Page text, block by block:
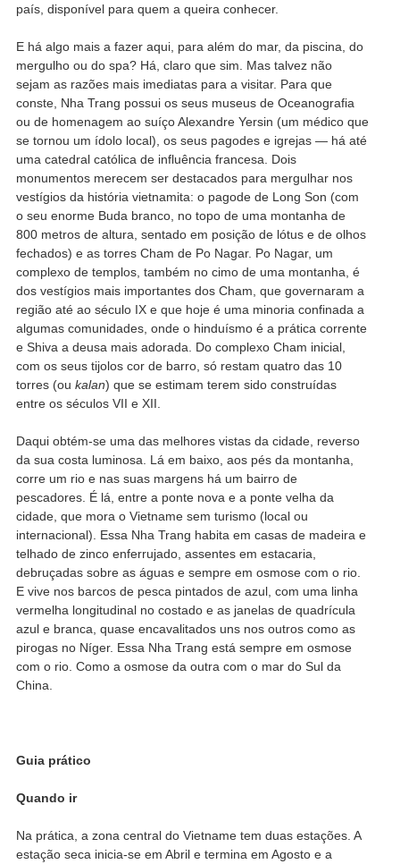
país, disponível para quem a queira conhecer.
E há algo mais a fazer aqui, para além do mar, da piscina, do
mergulho ou do spa? Há, claro que sim. Mas talvez não
sejam as razões mais imediatas para a visitar. Para que
conste, Nha Trang possui os seus museus de Oceanografia
ou de homenagem ao suíço Alexandre Yersin (um médico que
se tornou um ídolo local), os seus pagodes e igrejas — há até
uma catedral católica de influência francesa. Dois
monumentos merecem ser destacados para mergulhar nos
vestígios da história vietnamita: o pagode de Long Son (com
o seu enorme Buda branco, no topo de uma montanha de
800 metros de altura, sentado em posição de lótus e de olhos
fechados) e as torres Cham de Po Nagar. Po Nagar, um
complexo de templos, também no cimo de uma montanha, é
dos vestígios mais importantes dos Cham, que governaram a
região até ao século IX e que hoje é uma minoria confinada a
algumas comunidades, onde o hinduísmo é a prática corrente
e Shiva a deusa mais adorada. Do complexo Cham inicial,
com os seus tijolos cor de barro, só restam quatro das 10
torres (ou kalan) que se estimam terem sido construídas
entre os séculos VII e XII.
Daqui obtém-se uma das melhores vistas da cidade, reverso
da sua costa luminosa. Lá em baixo, aos pés da montanha,
corre um rio e nas suas margens há um bairro de
pescadores. É lá, entre a ponte nova e a ponte velha da
cidade, que mora o Vietname sem turismo (local ou
internacional). Essa Nha Trang habita em casas de madeira e
telhado de zinco enferrujado, assentes em estacaria,
debruçadas sobre as águas e sempre em osmose com o rio.
E vive nos barcos de pesca pintados de azul, com uma linha
vermelha longitudinal no costado e as janelas de quadrícula
azul e branca, quase encavalitados uns nos outros como as
pirogas no Níger. Essa Nha Trang está sempre em osmose
com o rio. Como a osmose da outra com o mar do Sul da
China.
Guia prático
Quando ir
Na prática, a zona central do Vietname tem duas estações. A
estação seca inicia-se em Abril e termina em Agosto e a